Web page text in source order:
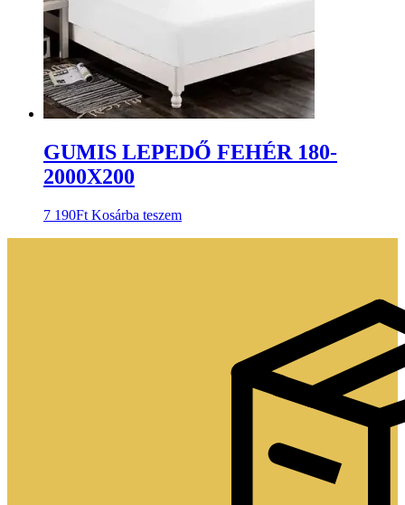
GUMIS LEPEDŐ FEHÉR 180-
2000X200
7 190Ft Kosárba teszem